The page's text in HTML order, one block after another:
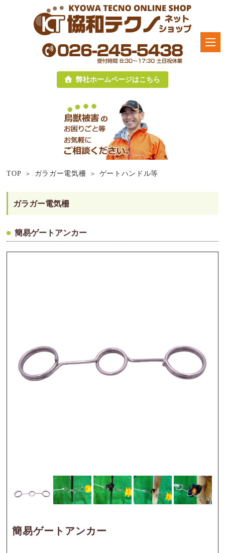
弊社ホームページはこちら
TOP ガラガー電気柵 ゲートハンドル等
ガラガー電気柵
簡易ゲートアンカー
簡易ゲートアンカー